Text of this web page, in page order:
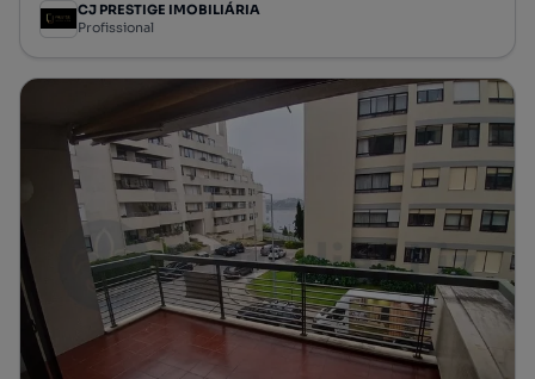
CJ PRESTIGE IMOBILIÁRIA
Profissional